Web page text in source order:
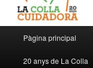
principal
Pàgina principal
20 anys de La Colla